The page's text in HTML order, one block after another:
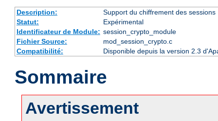
Description:
Support du chiffrement des sessions
Statut:
Expérimental
Identificateur de Module: session_crypto_module
Fichier Source:
mod_session_crypto.c
Compatibilité:
Disponible depuis la version 2.3
Sommaire
Avertissement